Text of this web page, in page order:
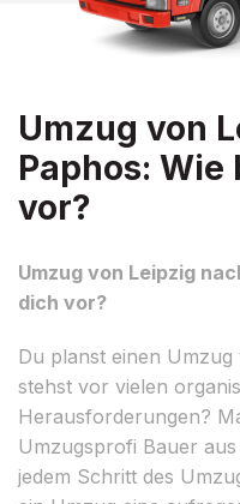
Umzug von
Paphos:
vor?
Umzug von Leipzig
dich vor?
Du planst einen
stehst vor vielen
Herausforderungen?
Umzugsprofi Bauer
jedem Schritt des